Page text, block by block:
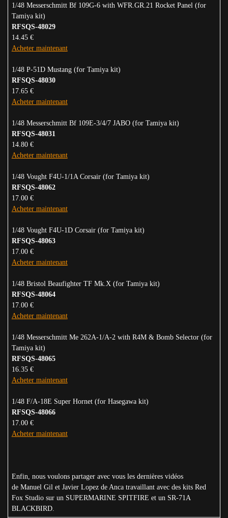
1/48 Messerschmitt Bf 109G-6 with WFR.GR.21 Rocket Panel (for
Tamiya kit)
RFSQS-48029
14.45 €
Acheter maintenant
1/48 P-51D Mustang (for Tamiya kit)
RFSQS-48030
17.65 €
Acheter maintenant
1/48 Messerschmitt Bf 109E-3/4/7 JABO (for Tamiya kit)
RFSQS-48031
14.80 €
Acheter maintenant
1/48 Vought F4U-1/1A Corsair (for Tamiya kit)
RFSQS-48062
17.00 €
Acheter maintenant
1/48 Vought F4U-1D Corsair (for Tamiya kit)
RFSQS-48063
17.00 €
Acheter maintenant
1/48 Bristol Beaufighter TF Mk.X (for Tamiya kit)
RFSQS-48064
17.00 €
Acheter maintenant
1/48 Messerschmitt Me 262A-1/A-2 with R4M & Bomb Selector (for
Tamiya kit)
RFSQS-48065
16.35 €
Acheter maintenant
1/48 F/A-18E Super Hornet (for Hasegawa kit)
RFSQS-48066
17.00 €
Acheter maintenant
Enfin, nous voulons partager avec vous les dernières vidéos
de Manuel Gil et Javier Lopez de Anca travaillant avec des kits Red
Fox Studio sur un SUPERMARINE SPITFIRE et un SR-71A
BLACKBIRD.